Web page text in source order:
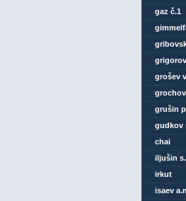
gaz č.1
grošev
grušin
gudkov
chai
iljušin
irkut
isaev